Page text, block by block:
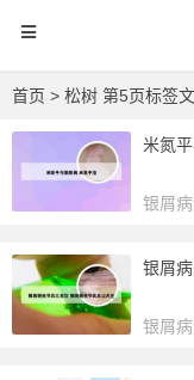
首页 > 松树 第5页标签
米氮
银屑
银屑
银屑